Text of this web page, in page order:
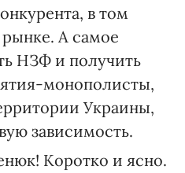
в том
А самое
НЗФ и получить
монополисты,
Украины,
зависимость.
Коротко и ясно.